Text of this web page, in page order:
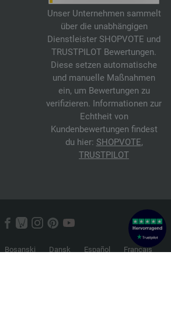
Unser Unternehmen sammelt
über die unabhängigen
Dienstleister SHOPVOTE und
TRUSTPILOT Bewertungen.
Diese setzen automatische
und manuelle Maßnahmen
ein, um Bewertungen zu
verifizieren. Informationen zur
Echtheit von
Kundenbewertungen findest
du hier: SHOPVOTE,
TRUSTPILOT
Bosanski Dansk Español
Français